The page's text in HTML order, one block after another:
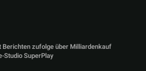
Berichten zufolge über Milliardenkauf
Studio SuperPlay